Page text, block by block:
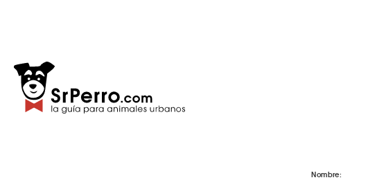
Nombre: